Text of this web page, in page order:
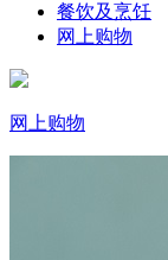
餐饮及烹饪
网上购物
网上购物